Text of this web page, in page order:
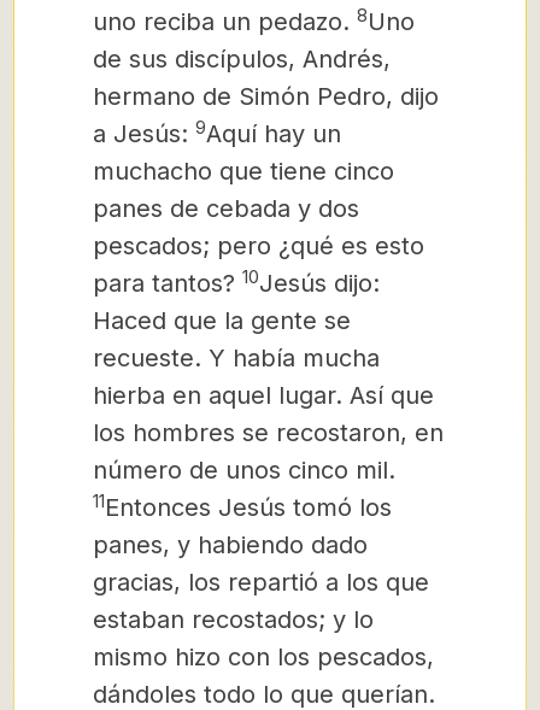
uno reciba un pedazo. 8Uno
de sus discípulos, Andrés,
hermano de Simón Pedro, dijo
a Jesús: 9Aquí hay un
muchacho que tiene cinco
panes de cebada y dos
pescados; pero ¿qué es esto
para tantos? 10Jesús dijo:
Haced que la gente se
recueste. Y había mucha
hierba en aquel lugar. Así que
los hombres se recostaron, en
número de unos cinco mil.
11Entonces Jesús tomó los
panes, y habiendo dado
gracias, los repartió a los que
estaban recostados; y lo
mismo hizo con los pescados,
dándoles todo lo que querían.